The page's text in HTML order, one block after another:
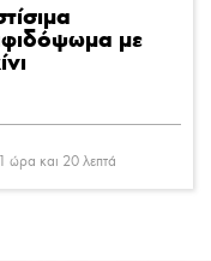
με
1 ώρα και 20 λεπτά